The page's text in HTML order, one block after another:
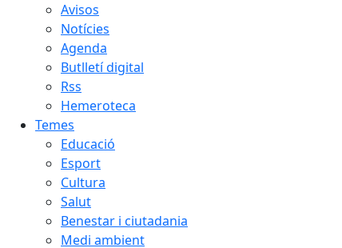
Avisos
Notícies
Agenda
Butlletí digital
Rss
Hemeroteca
Temes
Educació
Esport
Cultura
Salut
Benestar i ciutadania
Medi ambient